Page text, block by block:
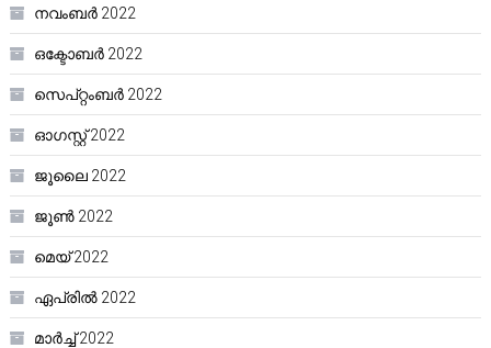
നവംബർ 2022
ഒക്ടോബർ 2022
സെപ്റ്റംബർ 2022
ഓഗസ്റ്റ്‌ 2022
ജൂലൈ 2022
ജൂൺ 2022
മെയ്‌ 2022
ഏപ്രിൽ 2022
മാർച്ച്‌ 2022